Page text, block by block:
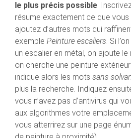
le plus précis possible.
résume exactement ce que vous
ajoutez d’autres mots qui
exemple Peinture escaliers. Si
un escalier en métal, on ajoute le
on cherche une peinture
indique alors les mots sans
plus la recherche. Indiquez
vous n’avez pas d’antivirus qui
aux algorithmes votre
vous atterrirez sur une page